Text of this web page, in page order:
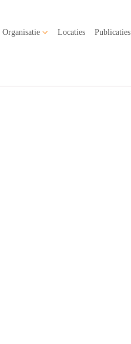
Organisatie Locaties Publicaties